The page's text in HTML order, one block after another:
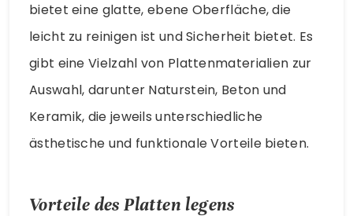
bietet eine glatte, ebene Oberfläche, die
leicht zu reinigen ist und Sicherheit bietet. Es
gibt eine Vielzahl von Plattenmaterialien zur
Auswahl, darunter Naturstein, Beton und
Keramik, die jeweils unterschiedliche
ästhetische und funktionale Vorteile bieten.
Vorteile des Platten legens